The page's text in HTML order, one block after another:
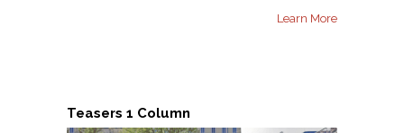
Learn More
Teasers 1 Column